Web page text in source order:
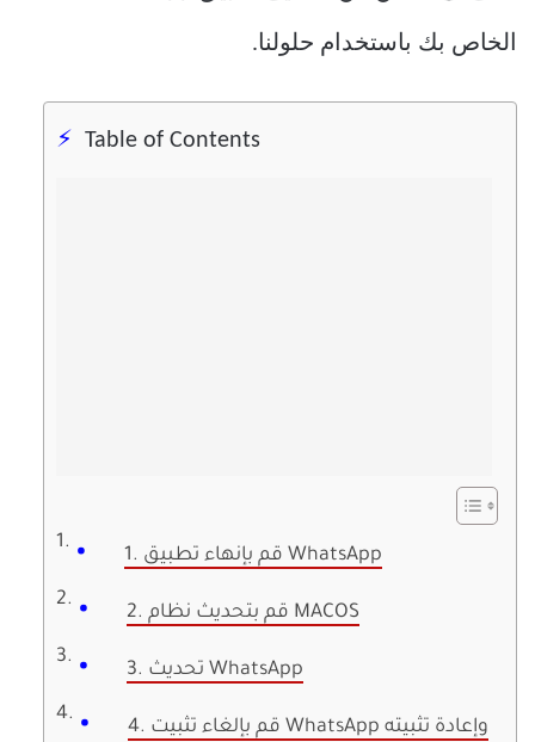
الخاص بك باستخدام حلولنا.
Table of Contents
1. قم بإنهاء تطبيق WhatsApp
2. قم بتحديث نظام MACOS
3. تحديث WhatsApp
4. قم بإلغاء تثبيت WhatsApp وإعادة تثبيته